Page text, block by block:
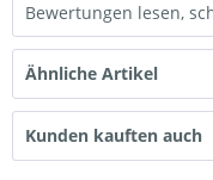
Bewertungen lesen,
Ähnliche Artikel
Kunden kauften auch